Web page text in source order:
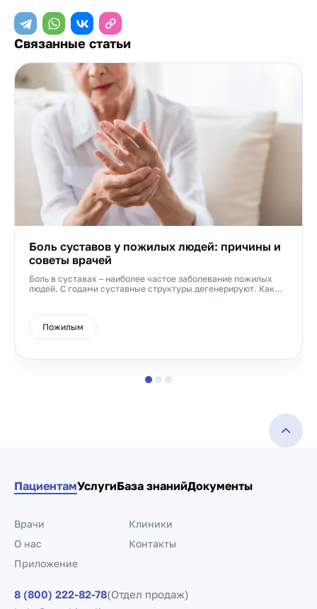
Связанные статьи
Боль суставов у пожилых людей: причины и
советы врачей
Боль в суставах – наиболее частое заболевание пожилых
людей. С годами суставные структуры дегенерируют. Как...
Пожилым
ПациентамУслугиБаза знанийДокументы
Врачи
Клиники
О нас
Контакты
Приложение
8 (800) 222-82-78(Отдел продаж)